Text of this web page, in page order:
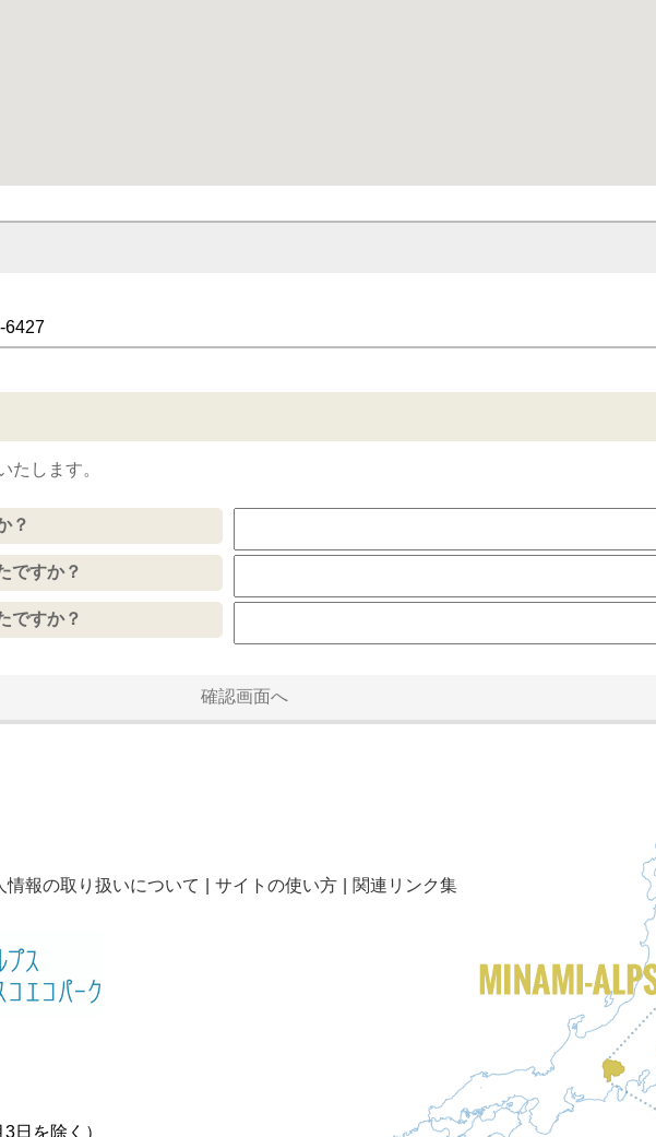
6427
たします。
？
ですか？
ですか？
情報の取り扱いについて サイトの使い方 関連リンク集
日を除く）